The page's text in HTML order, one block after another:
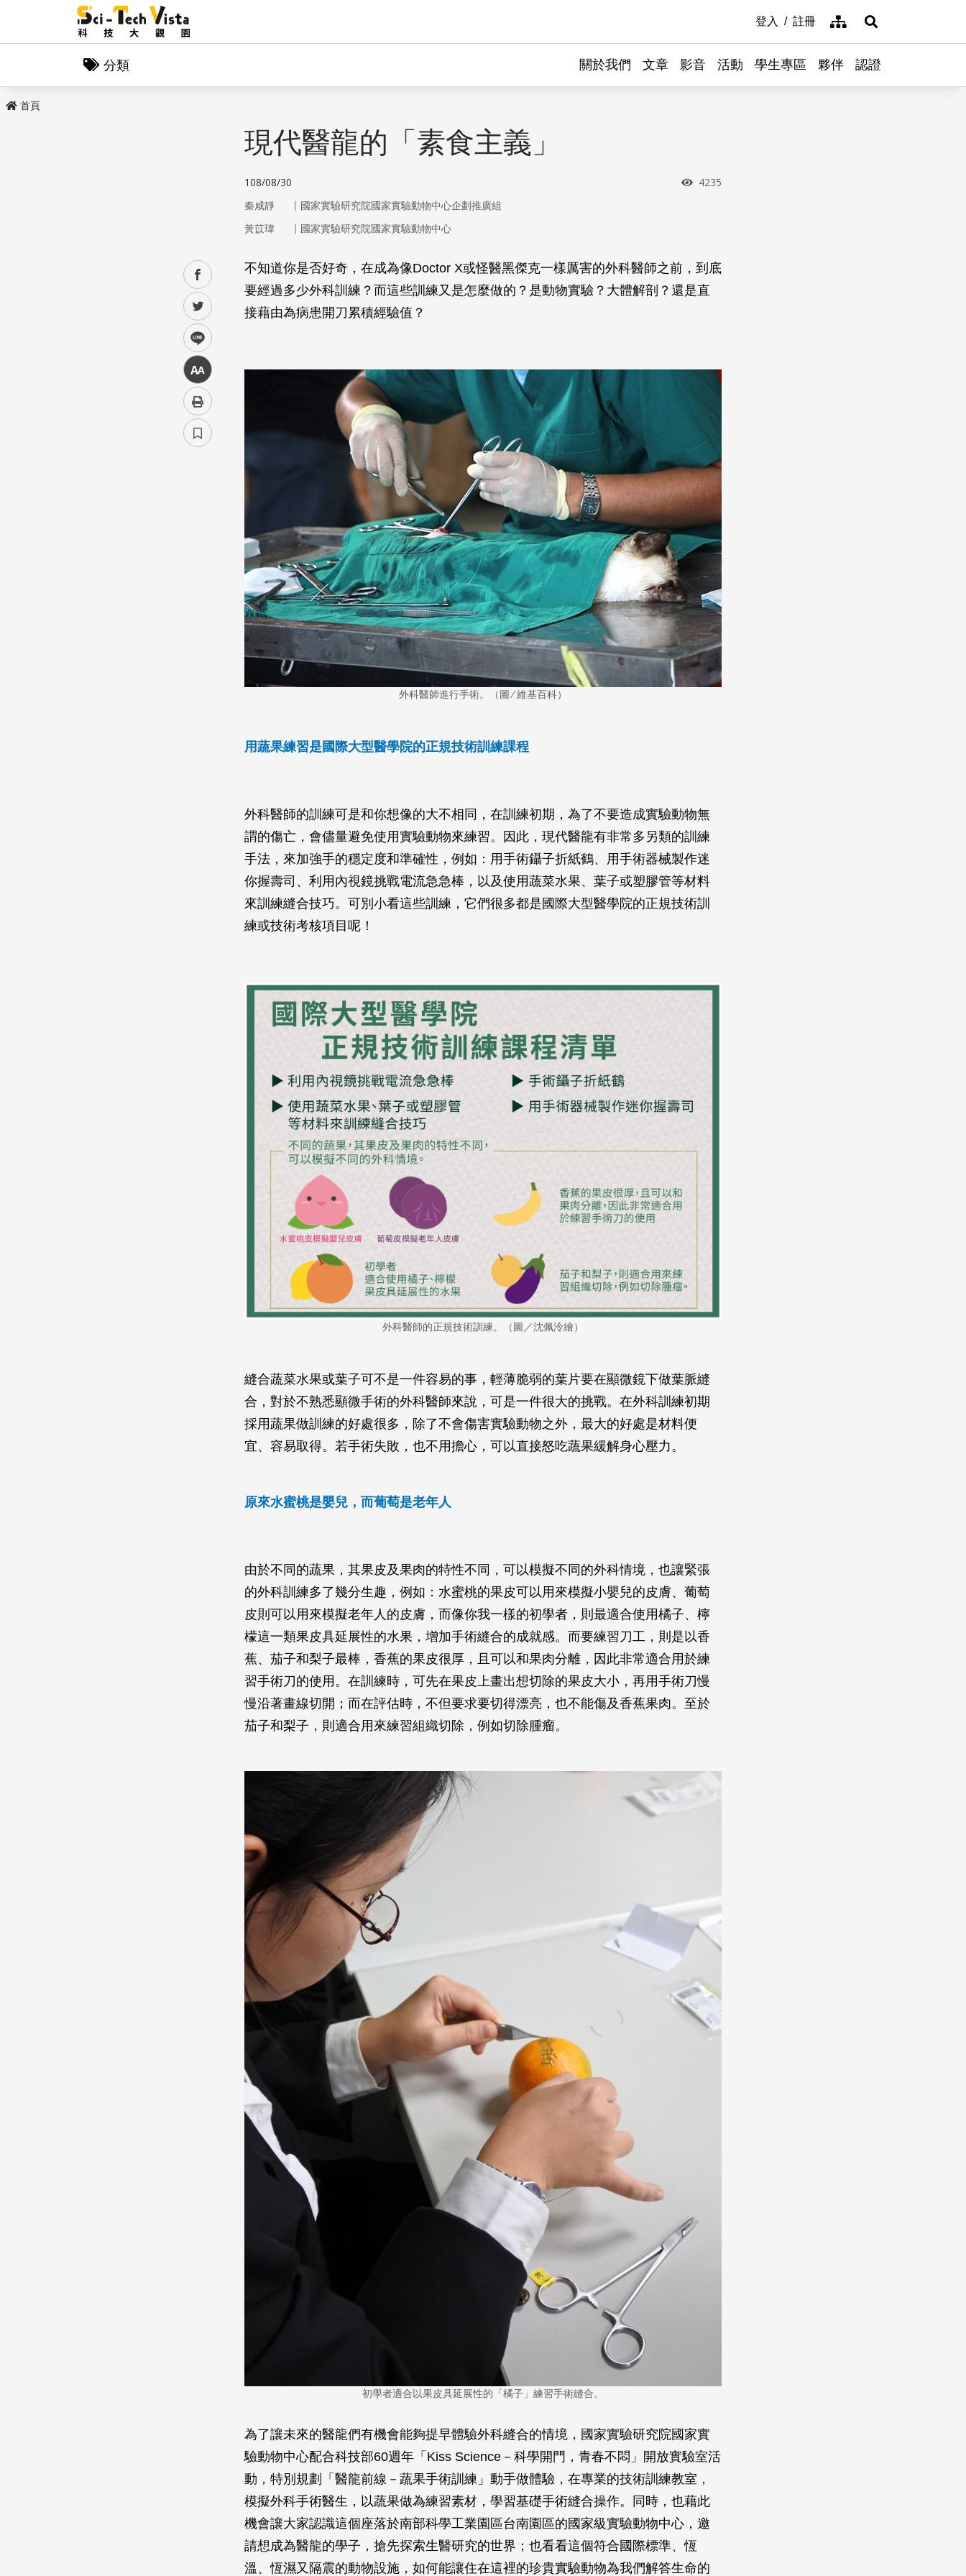
登入 註冊 網站導覽展開搜尋
分類 關於我們 文章 影音 活動 學生專區 夥伴 認證
首頁
facebook
twitter
line
中
現代醫龍的「素食主義」
108/08/30 瀏覽次數
4235
秦咸靜 ｜ 國家實驗研究院國家實驗動物中心企劃推廣組
黃苡瑋
｜ 國家實驗研究院國家實驗動物中心
不知道你是否好奇，在成為像Doctor X或怪醫黑傑克一樣厲害的外科醫師之前，到底
要經過多少外科訓練？而這些訓練又是怎麼做的？是動物實驗？大體解剖？還是直
接藉由為病患開刀累積經驗值？
外科醫師進行手術。（圖 ⁄ 維基百科）
用蔬果練習是國際大型醫學院的正規技術訓練課程
外科醫師的訓練可是和你想像的大不相同，在訓練初期，為了不要造成實驗動物無
謂的傷亡，會儘量避免使用實驗動物來練習。因此，現代醫龍有非常多另類的訓練
手法，來加強手的穩定度和準確性，例如：用手術鑷子折紙鶴、用手術器械製作迷
你握壽司、利用內視鏡挑戰電流急急棒，以及使用蔬菜水果、葉子或塑膠管等材料
來訓練縫合技巧。可別小看這些訓練，它們很多都是國際大型醫學院的正規技術訓
練或技術考核項目呢！
外科醫師的正規技術訓練。（圖／沈佩泠繪）
縫合蔬菜水果或葉子可不是一件容易的事，輕薄脆弱的葉片要在顯微鏡下做葉脈縫
合，對於不熟悉顯微手術的外科醫師來說，可是一件很大的挑戰。在外科訓練初期
採用蔬果做訓練的好處很多，除了不會傷害實驗動物之外，最大的好處是材料便
宜、容易取得。若手術失敗，也不用擔心，可以直接怒吃蔬果緩解身心壓力。
原來水蜜桃是嬰兒，而葡萄是老年人
由於不同的蔬果，其果皮及果肉的特性不同，可以模擬不同的外科情境，也讓緊張
的外科訓練多了幾分生趣，例如：水蜜桃的果皮可以用來模擬小嬰兒的皮膚、葡萄
皮則可以用來模擬老年人的皮膚，而像你我一樣的初學者，則最適合使用橘子、檸
檬這一類果皮具延展性的水果，增加手術縫合的成就感。而要練習刀工，則是以香
蕉、茄子和梨子最棒，香蕉的果皮很厚，且可以和果肉分離，因此非常適合用於練
習手術刀的使用。在訓練時，可先在果皮上畫出想切除的果皮大小，再用手術刀慢
慢沿著畫線切開；而在評估時，不但要求要切得漂亮，也不能傷及香蕉果肉。至於
茄子和梨子，則適合用來練習組織切除，例如切除腫瘤。
初學者適合以果皮具延展性的「橘子」練習手術縫合。
為了讓未來的醫龍們有機會能夠提早體驗外科縫合的情境，國家實驗研究院國家實
驗動物中心配合科技部60週年「Kiss Science－科學開門，青春不悶」開放實驗室活
動，特別規劃「醫龍前線－蔬果手術訓練」動手做體驗，在專業的技術訓練教室，
模擬外科手術醫生，以蔬果做為練習素材，學習基礎手術縫合操作。同時，也藉此
機會讓大家認識這個座落於南部科學工業園區台南園區的國家級實驗動物中心，邀
請想成為醫龍的學子，搶先探索生醫研究的世界；也看看這個符合國際標準、恆
溫、恆濕又隔震的動物設施，如何能讓住在這裡的珍貴實驗動物為我們解答生命的